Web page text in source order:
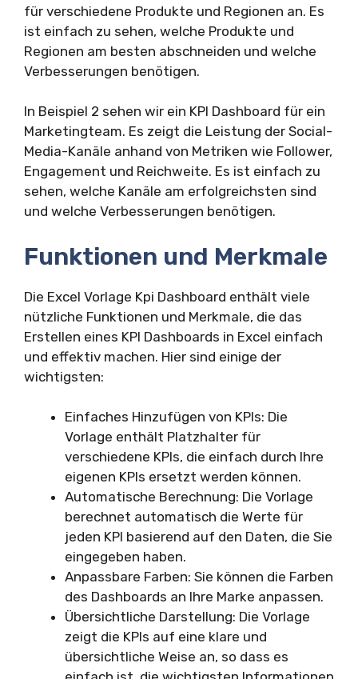
für verschiedene Produkte und Regionen an. Es
ist einfach zu sehen, welche Produkte und
Regionen am besten abschneiden und welche
Verbesserungen benötigen.
In Beispiel 2 sehen wir ein KPI Dashboard für ein
Marketingteam. Es zeigt die Leistung der Social-
Media-Kanäle anhand von Metriken wie Follower,
Engagement und Reichweite. Es ist einfach zu
sehen, welche Kanäle am erfolgreichsten sind
und welche Verbesserungen benötigen.
Funktionen und Merkmale
Die Excel Vorlage Kpi Dashboard enthält viele
nützliche Funktionen und Merkmale, die das
Erstellen eines KPI Dashboards in Excel einfach
und effektiv machen. Hier sind einige der
wichtigsten:
Einfaches Hinzufügen von KPIs: Die
Vorlage enthält Platzhalter für
verschiedene KPIs, die einfach durch Ihre
eigenen KPIs ersetzt werden können.
Automatische Berechnung: Die Vorlage
berechnet automatisch die Werte für
jeden KPI basierend auf den Daten, die Sie
eingegeben haben.
Anpassbare Farben: Sie können die Farben
des Dashboards an Ihre Marke anpassen.
Übersichtliche Darstellung: Die Vorlage
zeigt die KPIs auf eine klare und
übersichtliche Weise an, so dass es